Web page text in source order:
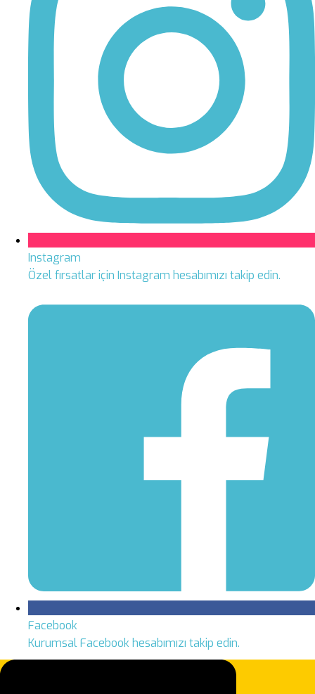
Instagram
Özel fırsatlar için Instagram hesabımızı takip edin.
Facebook
Kurumsal Facebook hesabımızı takip edin.